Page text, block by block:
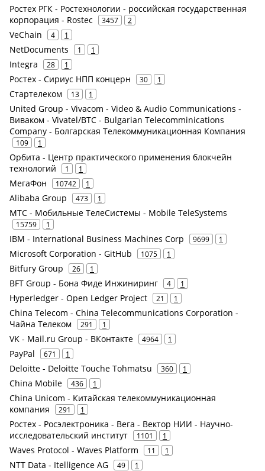
Ростех РГК - Ростехнологии - российская государственная
корпорация - Rostec
3457 2
VeChain 4 1
NetDocuments 1 1
Integra 28 1
Ростех - Сириус НПП концерн 30 1
Стартелеком 13 1
United Group - Vivacom - Video & Audio Communications -
Виваком - Vivatel/BTC - Bulgarian Telecomminications
Company - Болгарская Телекоммуникационная Компания
109 1
Орбита - Центр практического применения блокчейн
технологий
1 1
МегаФон 10742 1
Alibaba Group 473 1
МТС - Мобильные ТелеСистемы - Mobile TeleSystems
15759 1
IBM - International Business Machines Corp 9699 1
Microsoft Corporation - GitHub 1075 1
Bitfury Group 26 1
BFT Group - Бона Фиде Инжиниринг 4 1
Hyperledger - Open Ledger Project 21 1
China Telecom - China Telecommunications Corporation -
Чайна Телеком
291 1
VK - Mail.ru Group - ВКонтакте 4964 1
PayPal 671 1
Deloitte - Deloitte Touche Tohmatsu 360 1
China Mobile 436 1
China Unicom - Китайская телекоммуникационная
компания
291 1
Ростех - Росэлектроника - Вега - Вектор НИИ - Научно-
исследовательский институт
1101 1
Waves Protocol - Waves Platform 11 1
NTT Data - Itelligence AG 49 1